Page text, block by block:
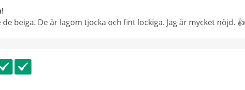
de beiga. De är lagom tjocka och fint lockiga. Jag är mycket nöjd. 👍